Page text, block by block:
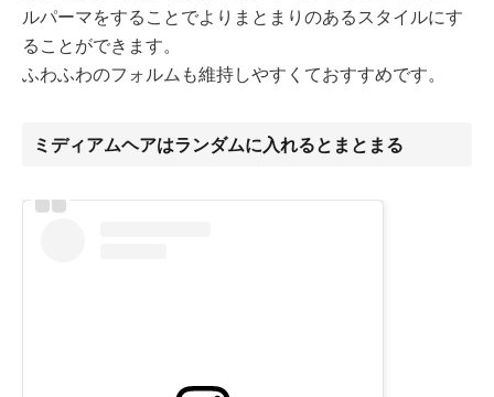
ルパーマをすることでよりまとまりのあるスタイルにす
ることができます。
ふわふわのフォルムも維持しやすくておすすめです。
ミディアムヘアはランダムに入れるとまとまる